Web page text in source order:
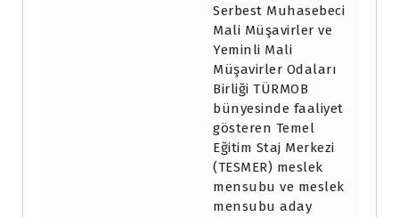
Serbest Muhasebeci
Mali Müşavirler ve
Yeminli Mali
Müşavirler Odaları
Birliği TÜRMOB
bünyesinde faaliyet
gösteren Temel
Eğitim Staj Merkezi
(TESMER) meslek
mensubu ve meslek
mensubu aday